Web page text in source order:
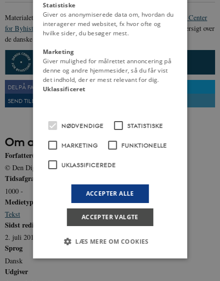
Materialet er udarbejdet afDen Digitale Byport, en del afDansk Center
for Byhistorie. Mere information om arbejdet, samt en samlet oversigt over
de danske købstæder, kan findes
her
DEL PÅ FACEBOOK
SEND TIL EN VEN
Om artiklen
Forfatter(e)
© Den Digitale Byport: Danmarks købstæder
Tidsafgrænsning
1000 -
Medietype
Tekst
Sidst redigeret
2. juli 2012
Sprog
Dansk
Udgiver
Statistiske
Giver os anonymiserede data om, hvordan du
interagerer med websitet, fx hvor ofte og
hvilke sider, du besøger mest.
Marketing
Giver mulighed for målrettet annoncering på
denne og andre hjemmesider, så du får vist
det indhold, der er mest relevant for dig.
Uklassificeret
NØDVENDIGE STATISTISKE
MARKETING FUNKTIONELLE
UKLASSIFICEREDE
ACCEPTER ALLE
ACCEPTER VALGTE
LÆS MERE OM COOKIES